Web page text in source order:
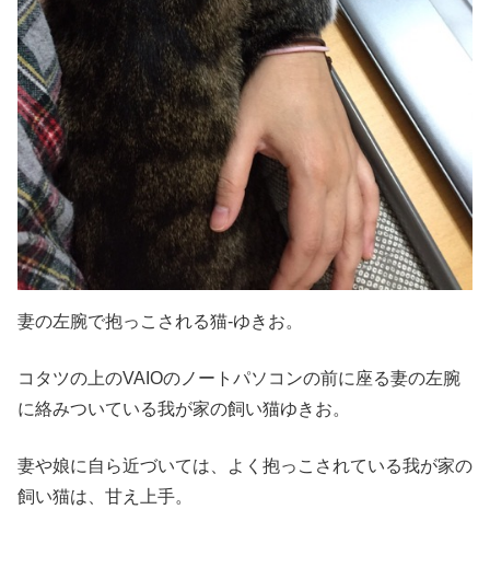
妻の左腕で抱っこされる猫-ゆきお。
コタツの上のVAIOのノートパソコンの前に座る妻の左腕
に絡みついている我が家の飼い猫ゆきお。
妻や娘に自ら近づいては、よく抱っこされている我が家の
飼い猫は、甘え上手。